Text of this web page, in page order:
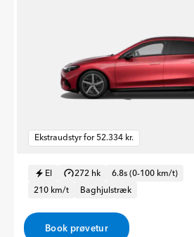
Ekstraudstyr for 52.334 kr.
El 272 hk
6.8s (0-100 km/t)
210 km/t
Baghjulstræk
Book prøvetur